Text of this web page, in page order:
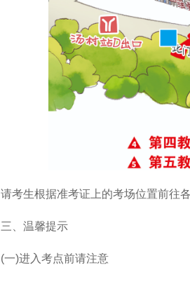
请考生根据准考证上的考场位置前往
三、温馨提示
(一)进入考点前请注意